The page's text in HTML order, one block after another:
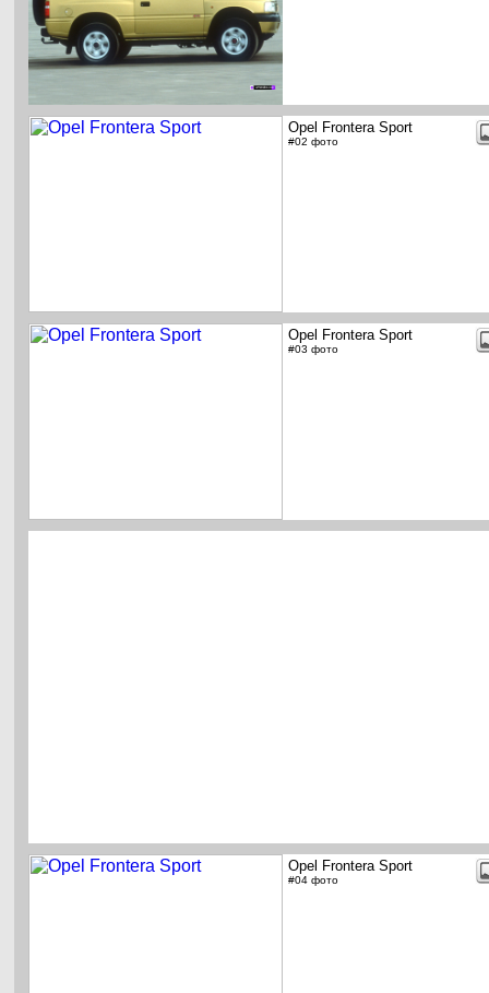
Opel Frontera Sport
#02 фото
Opel Frontera Sport
#03 фото
Opel Frontera Sport
#04 фото